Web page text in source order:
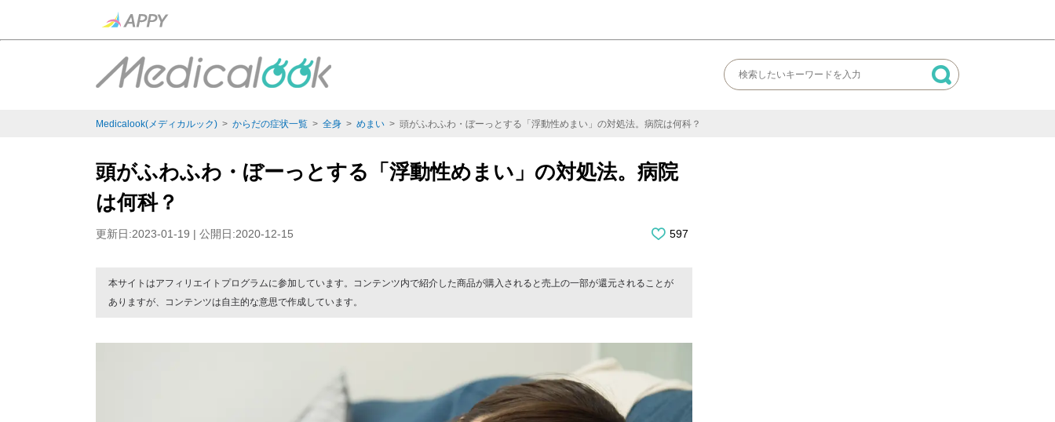
Medicalook(メディカルック) > からだの症状一覧 > 全身 > めまい > 頭がふわふわ・ぼーっとする「浮動性めまい」の対処法。病院は何科？
頭がふわふわ・ぼーっとする「浮動性めまい」の対処法。病院
は何科？
更新日:2023-01-19 | 公開日:2020-12-15 597
本サイトはアフィリエイトプログラムに参加しています。コンテンツ内で紹介した商品が購入されると売上の一部が還元されることが
ありますが、コンテンツは自主的な意思で作成しています。